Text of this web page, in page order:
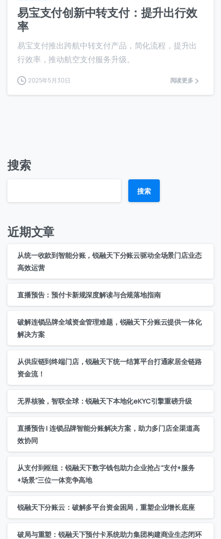
易宝支付创新中转支付：提升出行效
率
易宝支付推出跨航中转支付产品，简化流程，提升出
行效率，推动航空支付服务升级。
2025年5月30日 阅读更多
搜索
搜索
近期文章
从统一收款到智能分账，锐融天下分账云驱动全场景门店业态
高效运营
直播预告：预付卡新规深度解读与合规落地指南
破解连锁品牌全域资金管理难题，锐融天下分账云提供一体化
解决方案
从供应链到终端门店，锐融天下统一结算平台打通家居全链路
资金流！
无界核验，智联全球：锐融天下本地化eKYC引擎重磅升级
直播预告 | 连锁品牌智能分账解决方案，助力多门店全渠道高
效协同
从支付到枢纽：锐融天下数字钱包助力企业抢占“支付+服务
+场景”三位一体竞争高地
锐融天下分账云：破解多平台资金困局，重塑企业增长底座
破局与重塑：锐融天下预付卡系统助力集团构建商业生态闭环